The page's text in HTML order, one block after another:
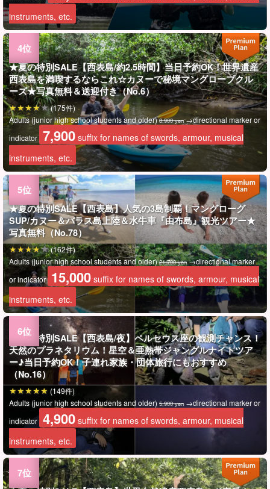
instruments, etc.
★夏の特別SALE【西表島/約2.5時間】当日予約OK！世界遺産
西表島を満喫するならこれ☆カヌーで秘境マングローブクル
ーズ★写真無料＆送迎付き（No.6）
Adults (junior high school students and older)8,900 yen→directional marker or
indicator 7,900 suffix for names of swords, armour, musical
instruments, etc.
(175件)
★夏の特別SALE【西表島】人気の3島制覇！マングローグ
SUP/カヌー＆バラス島上陸＆水牛車『由布島』観光ツアー★
写真無料（No.78）
Adults (junior high school students and older)21,700 yen→directional marker
or indicator 15,000 suffix for names of swords, armour, musical
instruments, etc.
(162件)
★夏の特別SALE【西表島/夜】ペルセウス座の観測チャンス！
天然のプラネタリウム！星空＆亜熱帯ジャングルナイトツア
ー♪当日予約OK！子連れ家族・団体旅行にもおすすめ
（No.16）
Adults (junior high school students and older) 5,900 yen →directional marker or
indicator 4,900 suffix for names of swords, armour, musical
instruments, etc.
(149件)